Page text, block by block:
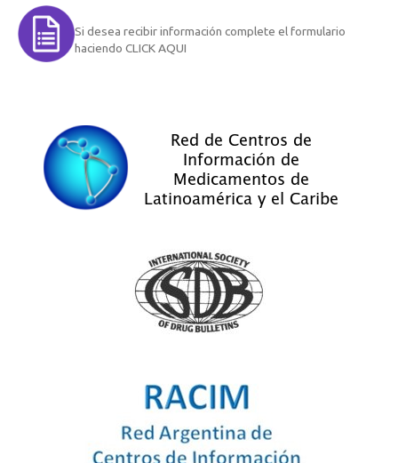
Si desea recibir información complete el formulario
haciendo CLICK AQUI